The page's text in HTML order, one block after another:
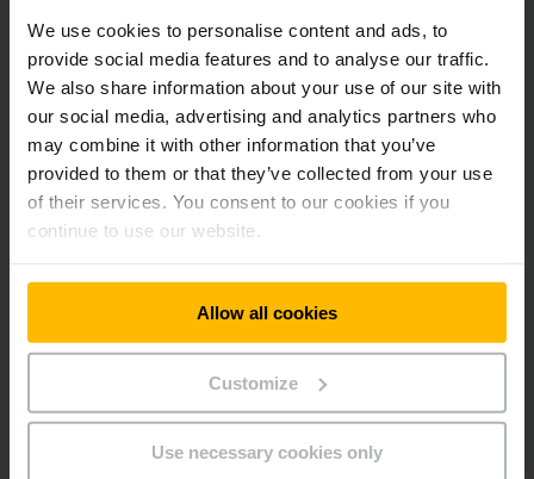
We use cookies to personalise content and ads, to
provide social media features and to analyse our traffic.
We also share information about your use of our site with
our social media, advertising and analytics partners who
may combine it with other information that you’ve
provided to them or that they’ve collected from your use
of their services. You consent to our cookies if you
continue to use our website.
Allow all cookies
Customize
Use necessary cookies only
SAZNAJTE VIŠE
POVERENJE JE DOBRO – KONTROLA JE PROPISANA